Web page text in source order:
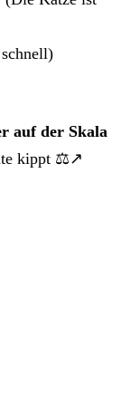
auf der Skala
kippt ⚖️↗️